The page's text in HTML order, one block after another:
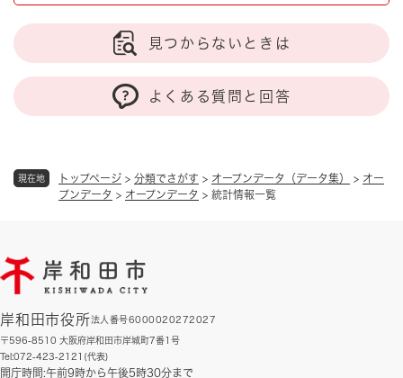
現在地 トップページ > 分類でさがす > オープンデータ（データ集） > オー
プンデータ > オープンデータ > 統計情報一覧
見つからないときは
よくある質問と回答
岸和田市役所法人番号6000020272027
〒596-8510 大阪府岸和田市岸城町7番1号
Tel:072-423-2121(代表)
開庁時間:午前9時から午後5時30分まで